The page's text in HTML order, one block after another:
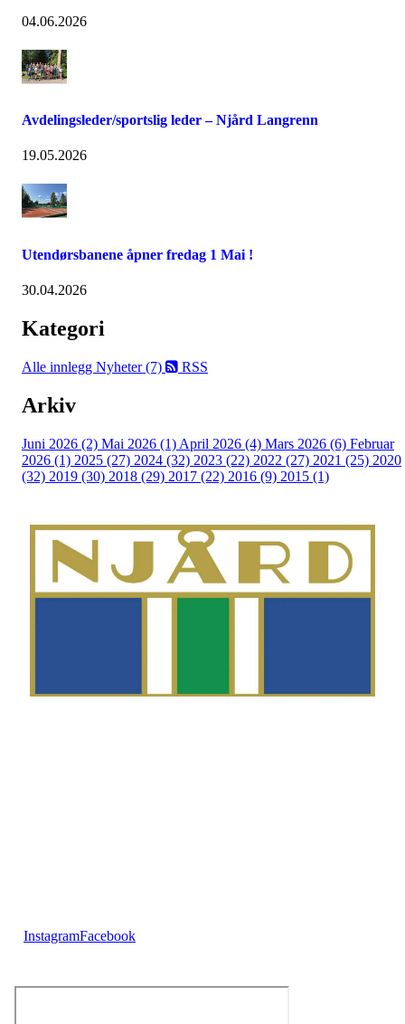
04.06.2026
Avdelingsleder/sportslig leder – Njård Langrenn
19.05.2026
Utendørsbanene åpner fredag 1 Mai !
30.04.2026
Kategori
Alle innlegg Nyheter (7) RSS
Arkiv
Juni 2026 (2) Mai 2026 (1) April 2026 (4) Mars 2026 (6) Februar
2026 (1) 2025 (27) 2024 (32) 2023 (22) 2022 (27) 2021 (25) 2020
(32) 2019 (30) 2018 (29) 2017 (22) 2016 (9) 2015 (1)
InstagramFacebook